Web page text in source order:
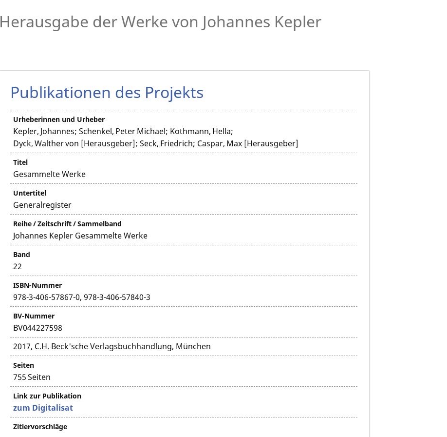
Herausgabe der Werke von Johannes Kepler
Publikationen des Projekts
Urheberinnen und Urheber
Kepler, Johannes; Schenkel, Peter Michael; Kothmann, Hella;
Dyck, Walther von [Herausgeber]; Seck, Friedrich; Caspar, Max [Herausgeber]
Titel
Gesammelte Werke
Untertitel
Generalregister
Reihe / Zeitschrift / Sammelband
Johannes Kepler Gesammelte Werke
Band
22
ISBN-Nummer
978-3-406-57867-0, 978-3-406-57840-3
BV-Nummer
BV044227598
2017, C.H. Beck'sche Verlagsbuchhandlung, München
Seiten
755 Seiten
Link zur Publikation
zum Digitalisat
Zitiervorschläge